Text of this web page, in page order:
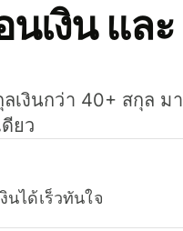
เงิน และ
เงินกว่า 40+ สกุล มา
ยว
นได้เร็วทันใจ